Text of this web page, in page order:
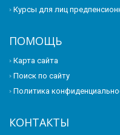
Курсы для лиц
ПОМОЩЬ
Карта сайта
Поиск по сайту
Политика
КОНТАКТЫ